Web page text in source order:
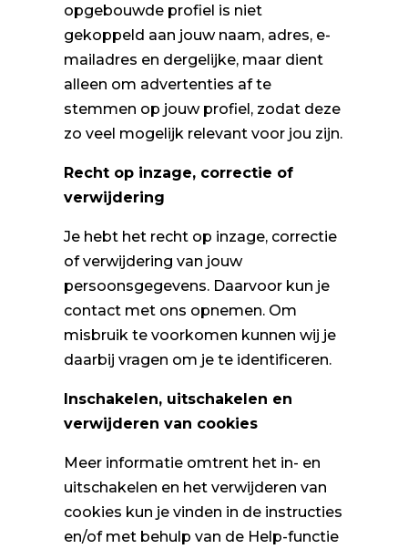
opgebouwde profiel is niet
gekoppeld aan jouw naam, adres, e-
mailadres en dergelijke, maar dient
alleen om advertenties af te
stemmen op jouw profiel, zodat deze
zo veel mogelijk relevant voor jou zijn.
Recht op inzage, correctie of
verwijdering
Je hebt het recht op inzage, correctie
of verwijdering van jouw
persoonsgegevens. Daarvoor kun je
contact met ons opnemen. Om
misbruik te voorkomen kunnen wij je
daarbij vragen om je te identificeren.
Inschakelen, uitschakelen en
verwijderen van cookies
Meer informatie omtrent het in- en
uitschakelen en het verwijderen van
cookies kun je vinden in de instructies
en/of met behulp van de Help-functie